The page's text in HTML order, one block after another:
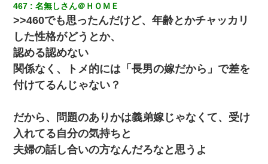
467 名無しさん＠ＨＯＭＥ
>>460でも思ったんだけど、年齢とかチャッカリ
した性格がどうとか、
認める認めない
関係なく、トメ的には「長男の嫁だから」で差を
付けてるんじゃない？
だから、問題のありかは義弟嫁じゃなくて、受け
入れてる自分の気持ちと
夫婦の話し合いの方なんだろなと思うよ